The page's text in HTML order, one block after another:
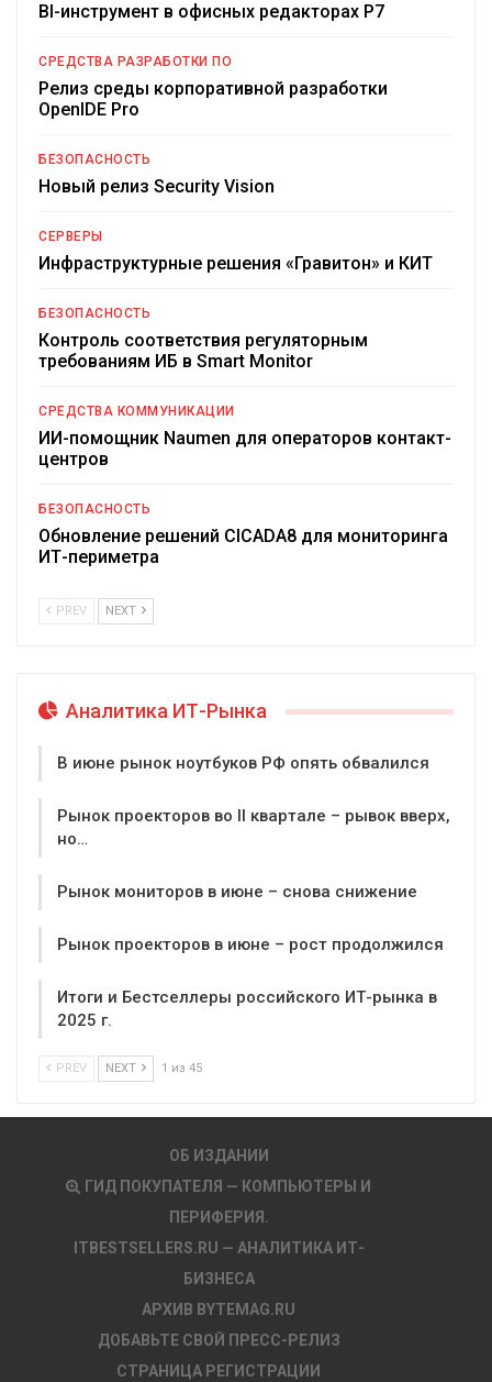
BI-инструмент в офисных редакторах Р7
СРЕДСТВА РАЗРАБОТКИ ПО
Релиз среды корпоративной разработки
OpenIDE Pro
БЕЗОПАСНОСТЬ
Новый релиз Security Vision
СЕРВЕРЫ
Инфраструктурные решения «Гравитон» и КИТ
БЕЗОПАСНОСТЬ
Контроль соответствия регуляторным
требованиям ИБ в Smart Monitor
СРЕДСТВА КОММУНИКАЦИИ
ИИ-помощник Naumen для операторов контакт-
центров
БЕЗОПАСНОСТЬ
Обновление решений CICADA8 для мониторинга
ИТ-периметра
PREV NEXT
Аналитика ИТ-Рынка
В июне рынок ноутбуков РФ опять обвалился
Рынок проекторов во II квартале – рывок вверх,
но…
Рынок мониторов в июне – снова снижение
Рынок проекторов в июне – рост продолжился
Итоги и Бестселлеры российского ИТ-рынка в
2025 г.
PREV NEXT 1 из 45
ОБ ИЗДАНИИ
ГИД ПОКУПАТЕЛЯ — КОМПЬЮТЕРЫ И
ПЕРИФЕРИЯ.
ITBESTSELLERS.RU — АНАЛИТИКА ИТ-
БИЗНЕСА
АРХИВ BYTEMAG.RU
ДОБАВЬТЕ СВОЙ ПРЕСС-РЕЛИЗ
СТРАНИЦА РЕГИСТРАЦИИ